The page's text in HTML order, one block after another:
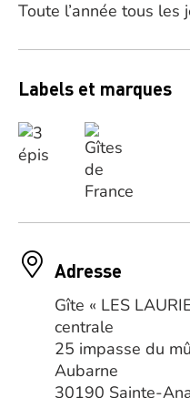
Toute l’année tous les
Labels et marques
Adresse
Gîte « LES
centrale
25 impasse du
Aubarne
30190 Sainte-